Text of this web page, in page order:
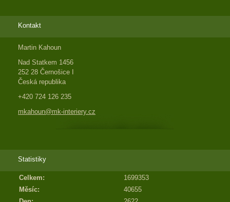
Kontakt
Martin Kahoun
Nad Statkem 1456
252 28 Černošice I
Česká republika
+420 724 126 235
mkahoun@mk-interiery.cz
Statistiky
Celkem:
1699353
Měsíc:
40655